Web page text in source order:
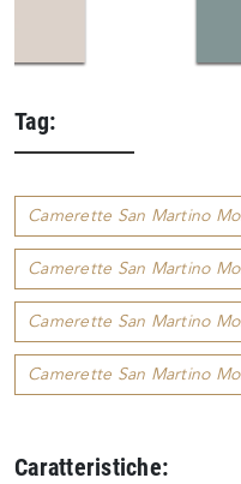
Tag:
Camerette San Martino
Camerette San Martino
Camerette San Martino
Camerette San Martino
Caratteristiche: